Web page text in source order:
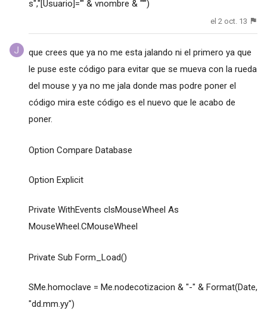
s","[Usuario]='" & vnombre & "'")
el 2 oct. 13
que crees que ya no me esta jalando ni el primero ya que
le puse este código para evitar que se mueva con la rueda
del mouse y ya no me jala donde mas podre poner el
código mira este código es el nuevo que le acabo de
poner.
Option Compare Database
Option Explicit
Private WithEvents clsMouseWheel As
MouseWheel.CMouseWheel
Private Sub Form_Load()
SMe.homoclave = Me.nodecotizacion & "-" & Format(Date,
"dd.mm.yy")